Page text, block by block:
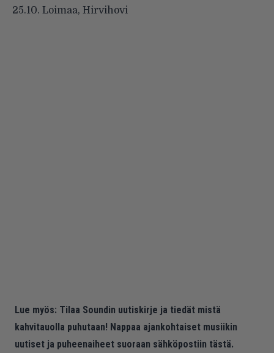
25.10. Loimaa, Hirvihovi
Lue myös: Tilaa Soundin uutiskirje ja tiedät mistä
kahvitauolla puhutaan! Nappaa ajankohtaiset musiikin
uutiset ja puheenaiheet suoraan sähköpostiin tästä.